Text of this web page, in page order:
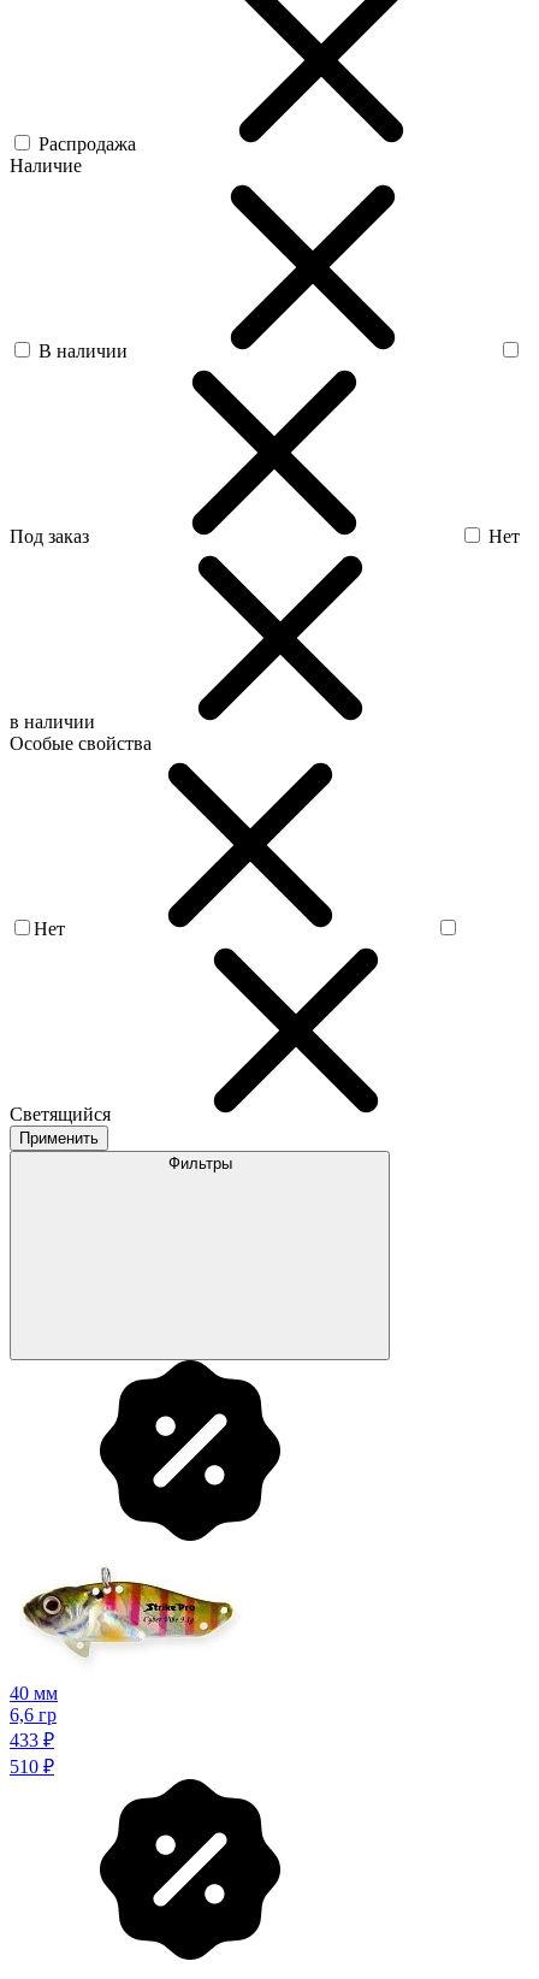
Распродажа
Наличие
В наличии
Под заказ Нет
в наличии
Особые свойства
Нет
Светящийся
Применить
Фильтры
40 мм
6,6 гр
433 ₽
510 ₽